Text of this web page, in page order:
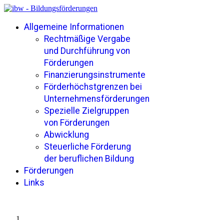
Allgemeine Informationen
Rechtmäßige Vergabe
und Durchführung von
Förderungen
Finanzierungsinstrumente
Förderhöchstgrenzen bei
Unternehmensförderungen
Spezielle Zielgruppen
von Förderungen
Abwicklung
Steuerliche Förderung
der beruflichen Bildung
Förderungen
Links